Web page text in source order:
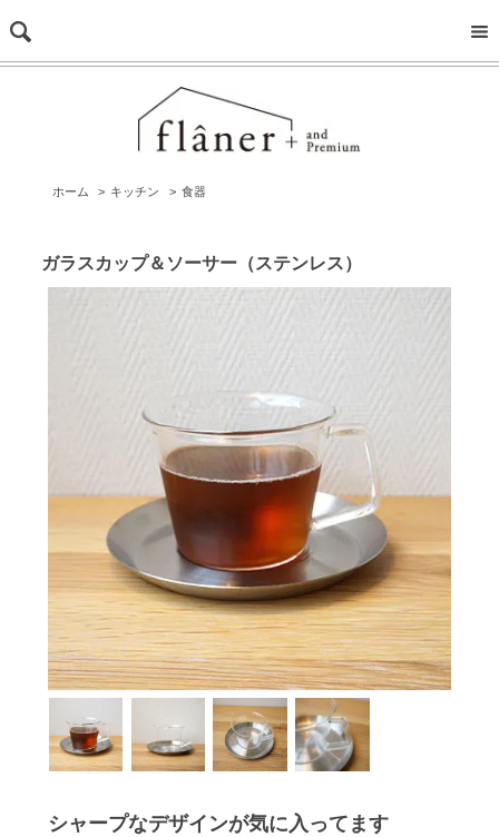
ホーム > キッチン > 食器
ガラスカップ＆ソーサー（ステンレス）
シャープなデザインが気に入ってます